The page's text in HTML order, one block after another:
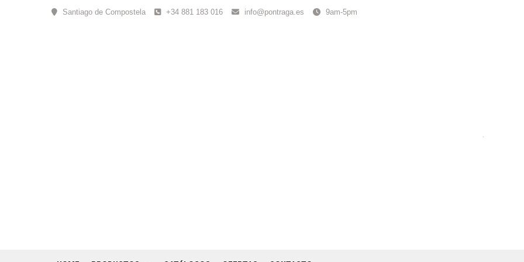
Santiago de Compostela +34 881 183 016 info@pontraga.es 9am-5pm